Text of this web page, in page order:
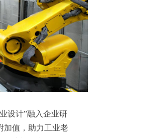
设计”融入企业研
加值，助力工业老